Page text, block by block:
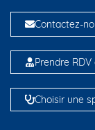
Contactez-
Prendre
Choisir une